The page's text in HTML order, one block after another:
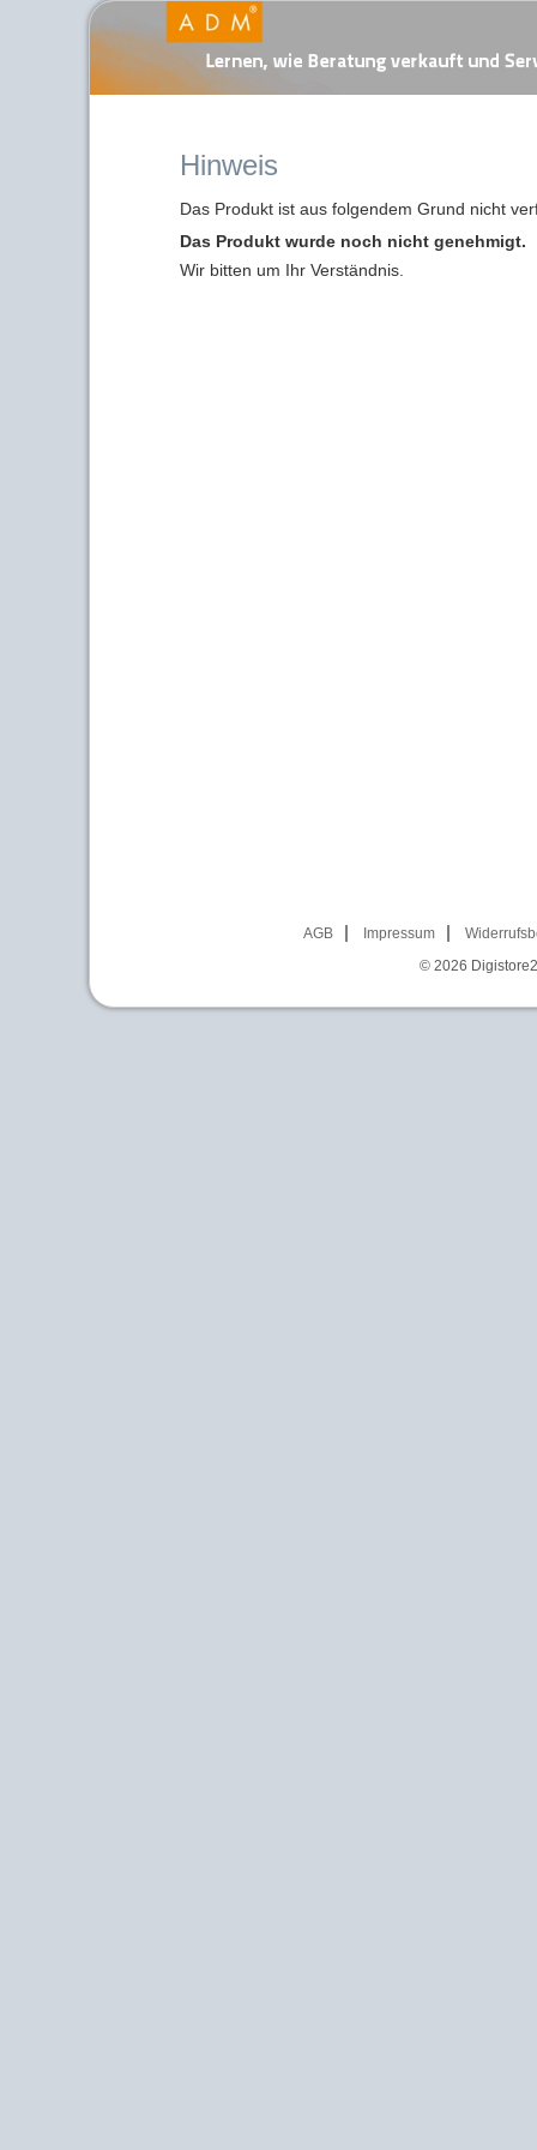
Hinweis
Das Produkt ist aus folgendem Grund nicht
Das Produkt wurde noch nicht genehmigt.
Wir bitten um Ihr Verständnis.
AGB Impressum
© 2026